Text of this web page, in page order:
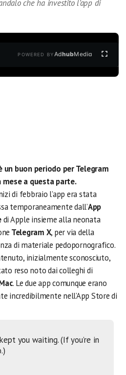
che ha investito l’app di
POWERED BYAdhubMedia
un buon periodo per Telegram
mese a questa parte.
di febbraio l’app era stata
temporaneamente dall’App
di Apple insieme alla neonata
Telegram X, per via della
di materiale pedopornografico.
inizialmente sconosciuto,
reso noto dai colleghi di
. Le due app comunque erano
incredibilmente nell’App Store di
you waiting. (If you’re in